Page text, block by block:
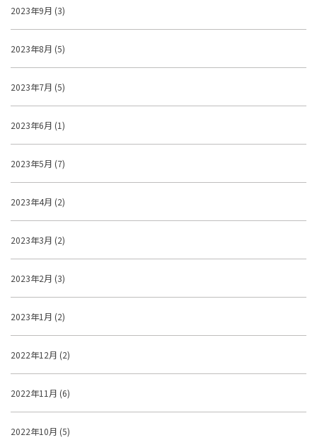
2023年9月 (3)
2023年8月 (5)
2023年7月 (5)
2023年6月 (1)
2023年5月 (7)
2023年4月 (2)
2023年3月 (2)
2023年2月 (3)
2023年1月 (2)
2022年12月 (2)
2022年11月 (6)
2022年10月 (5)